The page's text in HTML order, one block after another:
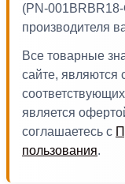
(PN-
производителя
Все товарные
сайте, являются
является
соглашаетесь с
пользования.